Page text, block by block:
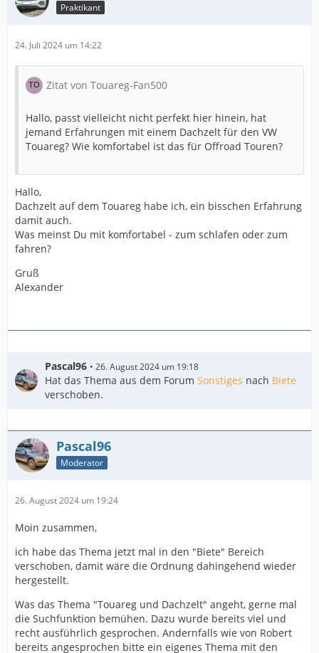
Praktikant
24. Juli 2024 um 14:22
Zitat von Touareg-Fan500
Hallo, passt vielleicht nicht perfekt hier hinein, hat
jemand Erfahrungen mit einem Dachzelt für den VW
Touareg? Wie komfortabel ist das für Offroad Touren?
Hallo,
Dachzelt auf dem Touareg habe ich, ein bisschen Erfahrung
damit auch.
Was meinst Du mit komfortabel - zum schlafen oder zum
fahren?
Gruß
Alexander
Pascal96 26. August 2024 um 19:18
Hat das Thema aus dem Forum Sonstiges nach Biete
verschoben.
Pascal96
Moderator
26. August 2024 um 19:24
Moin zusammen,
ich habe das Thema jetzt mal in den "Biete" Bereich
verschoben, damit wäre die Ordnung dahingehend wieder
hergestellt.
Was das Thema "Touareg und Dachzelt" angeht, gerne mal
die Suchfunktion bemühen. Dazu wurde bereits viel und
recht ausführlich gesprochen. Andernfalls wie von Robert
bereits angesprochen bitte ein eigenes Thema mit den